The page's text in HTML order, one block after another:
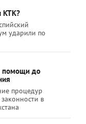
КТК?
ударили по
помощи до
процедур
в